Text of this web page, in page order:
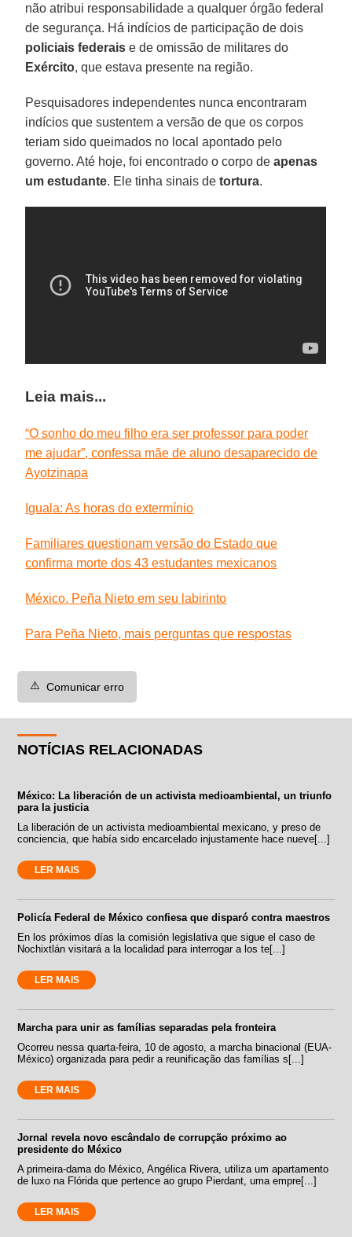
não atribui responsabilidade a qualquer órgão federal
de segurança. Há indícios de participação de dois
policiais federais e de omissão de militares do
Exército, que estava presente na região.
Pesquisadores independentes nunca encontraram
indícios que sustentem a versão de que os corpos
teriam sido queimados no local apontado pelo
governo. Até hoje, foi encontrado o corpo deapenas
um estudante. Ele tinha sinais detortura.
Leia mais...
“O sonho do meu filho era ser professor para poder
me ajudar”, confessa mãe de aluno desaparecido de
Ayotzinapa
Iguala: As horas do extermínio
Familiares questionam versão do Estado que
confirma morte dos 43 estudantes mexicanos
México. Peña Nieto em seu labirinto
Para Peña Nieto, mais perguntas que respostas
⚠️ Comunicar erro
NOTÍCIAS RELACIONADAS
México: La liberación de un activista medioambiental, un triunfo
para la justicia
La liberación de un activista medioambiental mexicano, y preso de
conciencia, que había sido encarcelado injustamente hace nueve[...]
LER MAIS
Policía Federal de México confiesa que disparó contra maestros
En los próximos días la comisión legislativa que sigue el caso de
Nochixtlán visitará a la localidad para interrogar a los te[...]
LER MAIS
Marcha para unir as famílias separadas pela fronteira
Ocorreu nessa quarta-feira, 10 de agosto, a marcha binacional (EUA-
México) organizada para pedir a reunificação das famílias s[...]
LER MAIS
Jornal revela novo escândalo de corrupção próximo ao
presidente do México
A primeira-dama do México, Angélica Rivera, utiliza um apartamento
de luxo na Flórida que pertence ao grupo Pierdant, uma empre[...]
LER MAIS